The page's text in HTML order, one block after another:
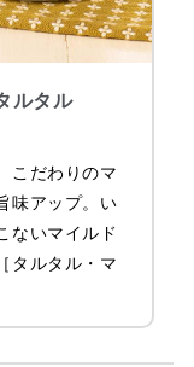
ルタル
こだわりのマ
味アップ。い
ないマイルド
タルタル・マ